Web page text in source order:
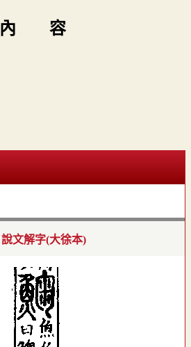
內 容
說文解字(大徐本)